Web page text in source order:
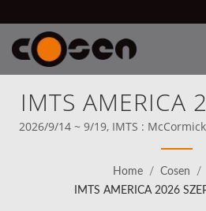
IMTS AMERICA
14-19, 2026 |
Automatizált
Vonali
2026/9/14 ~ 9/19, IMTS :
kezdetektől fogva világos
közvetlenül versenyezzen
Home / Cosen /
IMTS AMERICA 2026